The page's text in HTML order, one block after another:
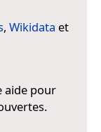
, Wikidata et
aide pour